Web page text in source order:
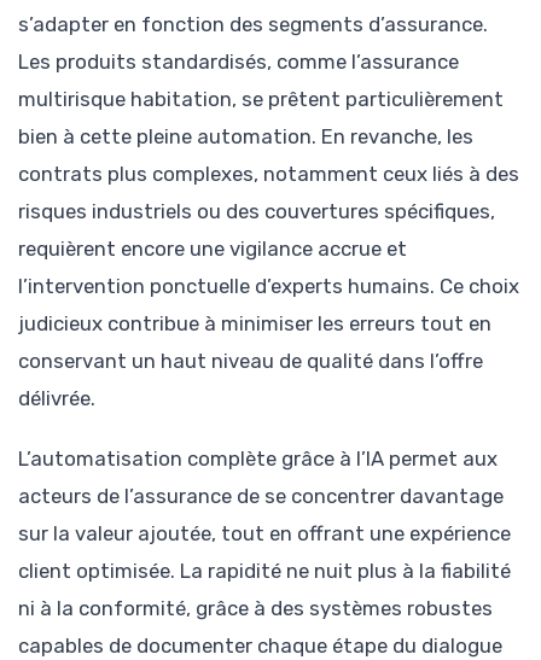
s’adapter en fonction des segments d’assurance.
Les produits standardisés, comme l’assurance
multirisque habitation, se prêtent particulièrement
bien à cette pleine automation. En revanche, les
contrats plus complexes, notamment ceux liés à des
risques industriels ou des couvertures spécifiques,
requièrent encore une vigilance accrue et
l’intervention ponctuelle d’experts humains. Ce choix
judicieux contribue à minimiser les erreurs tout en
conservant un haut niveau de qualité dans l’offre
délivrée.
L’automatisation complète grâce à l’IA permet aux
acteurs de l’assurance de se concentrer davantage
sur la valeur ajoutée, tout en offrant une expérience
client optimisée. La rapidité ne nuit plus à la fiabilité
ni à la conformité, grâce à des systèmes robustes
capables de documenter chaque étape du dialogue